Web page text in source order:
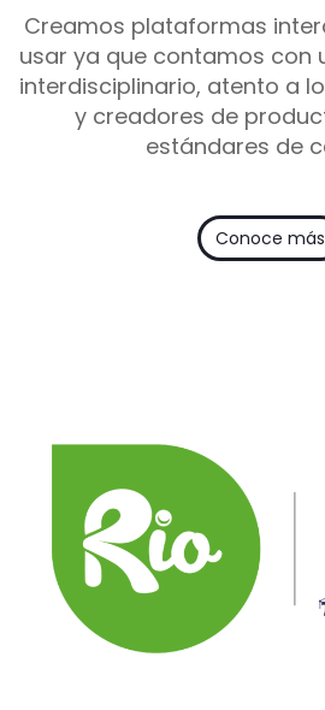
Creamos plataformas
usar ya que contamos con
interdisciplinario, atento a
y creadores de
estándares de
Conoce más